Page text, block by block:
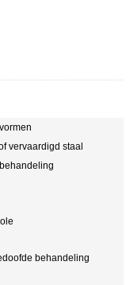
vervaardigd staal
behandeling